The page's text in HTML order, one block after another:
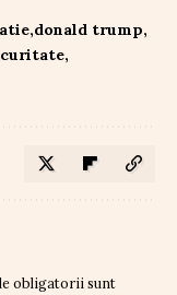
donald trump
obligatorii sunt